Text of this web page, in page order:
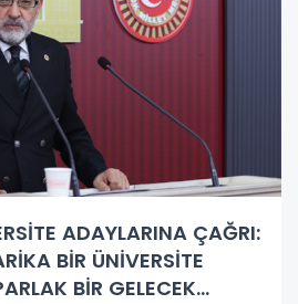
ADAYLARINA ÇAĞRI:
BİR ÜNİVERSİTE
BİR GELECEK